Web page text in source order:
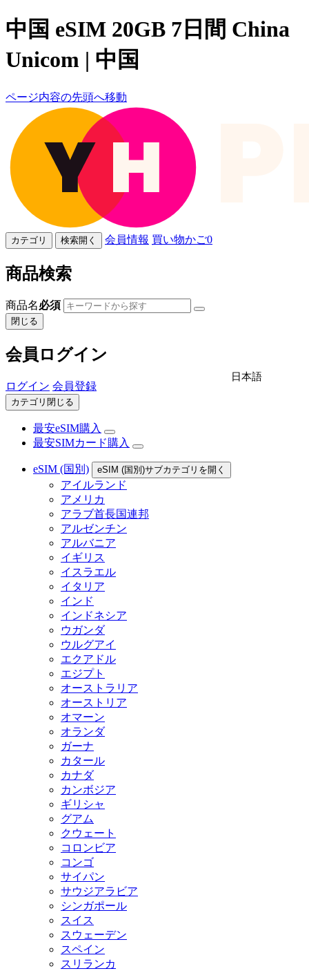
中国 eSIM 20GB 7日間 China
Unicom | 中国
ページ内容の先頭へ移動
カテゴリ 検索開く 会員情報 買い物かご0
商品検索
商品名必須
閉じる
会員ログイン
ログイン 会員登録
日本語
カテゴリ閉じる
最安eSIM購入
最安SIMカード購入
eSIM (国別) eSIM (国別)サブカテゴリを開く
アイルランド
アメリカ
アラブ首長国連邦
アルゼンチン
アルバニア
イギリス
イスラエル
イタリア
インド
インドネシア
ウガンダ
ウルグアイ
エクアドル
エジプト
オーストラリア
オーストリア
オマーン
オランダ
ガーナ
カタール
カナダ
カンボジア
ギリシャ
グアム
クウェート
コロンビア
コンゴ
サイパン
サウジアラビア
シンガポール
スイス
スウェーデン
スペイン
スリランカ